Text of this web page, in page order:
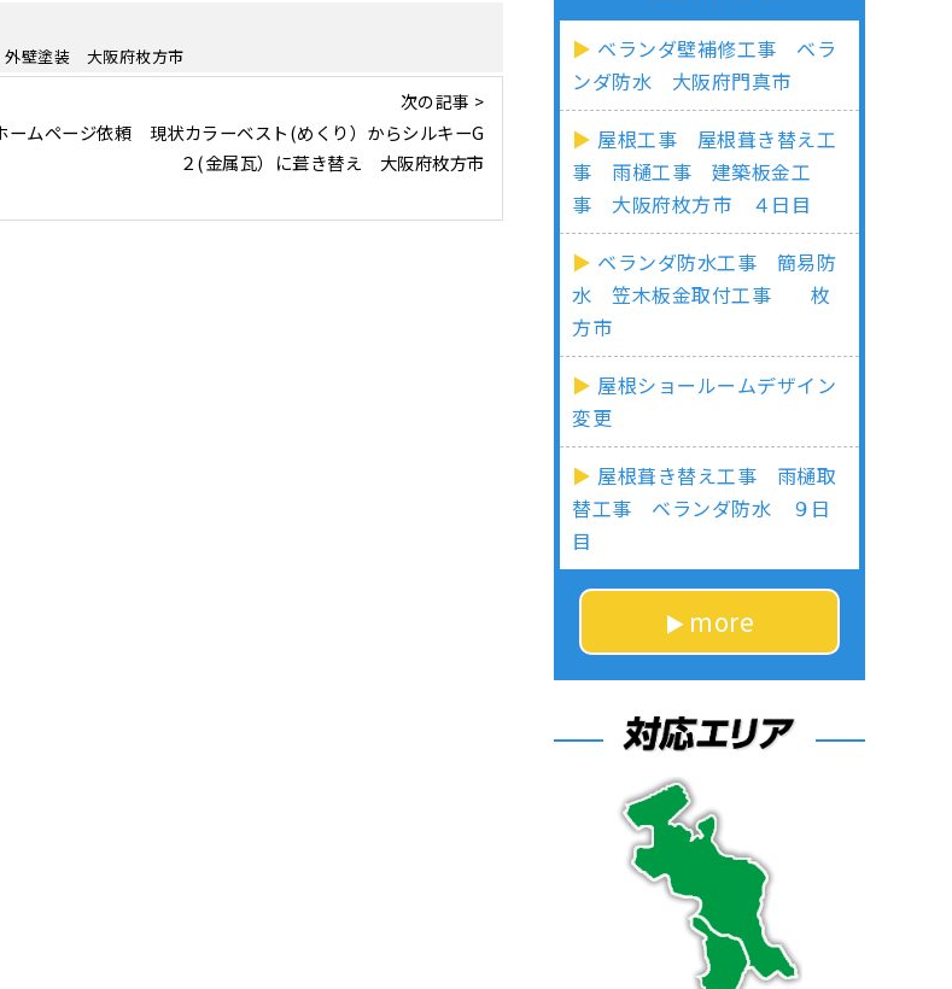
外壁塗装 大阪府枚方市
次の記事 >
ームページ依頼 現状カラーベスト(めくり）からシルキーG
２(金属瓦）に葺き替え 大阪府枚方市
ベランダ壁補修工事 ベラ
ンダ防水 大阪府門真市
屋根工事 屋根葺き替え工
事 雨樋工事 建築板金工
事 大阪府枚方市 ４日目
ベランダ防水工事 簡易防
水 笠木板金取付工事 枚
方市
屋根ショールームデザイン
変更
屋根葺き替え工事 雨樋取
替工事 ベランダ防水 ９日
目
more